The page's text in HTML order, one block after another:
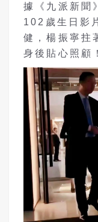
據《九派新聞
102歲生日影
健，楊振寧拄
身後貼心照顧